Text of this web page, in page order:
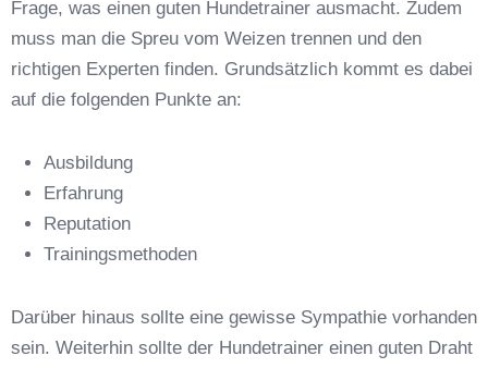
Anschrift
Frage, was einen guten Hundetrainer ausmacht. Zudem
muss man die Spreu vom Weizen trennen und den
richtigen Experten finden. Grundsätzlich kommt es dabei
auf die folgenden Punkte an:
Ausbildung
Erfahrung
Reputation
Trainingsmethoden
Darüber hinaus sollte eine gewisse Sympathie vorhanden
sein. Weiterhin sollte der Hundetrainer einen guten Draht